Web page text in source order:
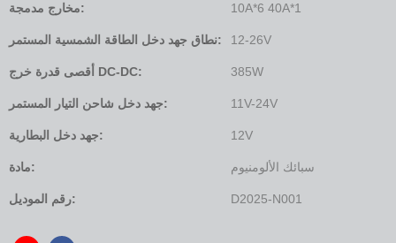
مخارج مدمجة:
10A*6 40A*1
نطاق جهد دخل الطاقة الشمسية المستمر: 12-26V
أقصى قدرة خرج DC-DC: 385W
جهد دخل شاحن التيار المستمر: 11V-24V
جهد دخل البطارية: 12V
مادة: سبائك الألومنيوم
رقم الموديل: D2025-N001